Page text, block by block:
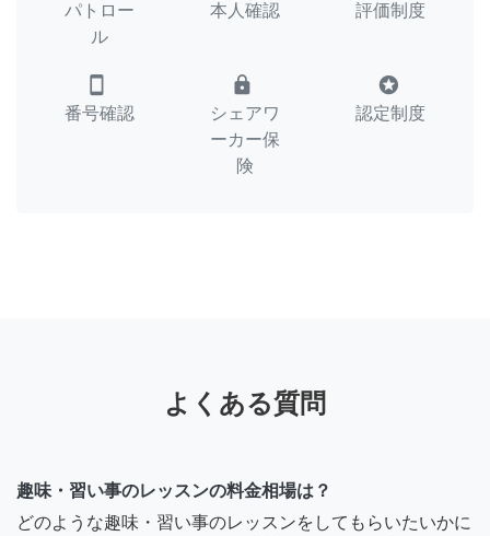
パトロー
ル
本人確認 評価制度
smartphone
番号確認
lock
シェアワ
ーカー保
険
stars
認定制度
よくある質問
趣味・習い事のレッスンの料金相場は？
どのような趣味・習い事のレッスンをしてもらいたいかに